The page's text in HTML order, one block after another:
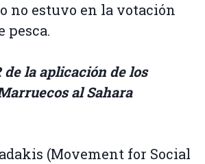
no estuvo en la votación
pesca.
de la aplicación de los
al Sahara
(Movement for Social